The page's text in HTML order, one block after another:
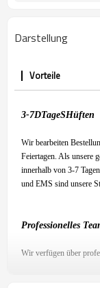
Darstellung
Vorteile
3-7DTageSHüften
Wir bearbeiten
Feiertagen. Als unsere
innerhalb von 3-7
und EMS sind unsere
Professionelles
Wir verfügen über
sorgen, dass Sie mit